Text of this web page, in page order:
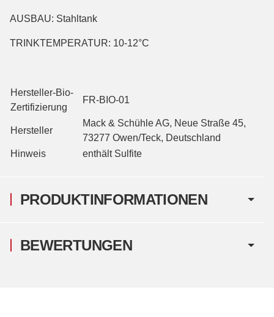
PRODUKTINFORMATIONEN
AUSBAU: Stahltank
TRINKTEMPERATUR: 10-12°C
Hersteller-Bio-
Zertifizierung
FR-BIO-01
Hersteller
Mack & Schühle AG, Neue Straße 45,
73277 Owen/Teck, Deutschland
Hinweis
enthält Sulfite
BEWERTUNGEN